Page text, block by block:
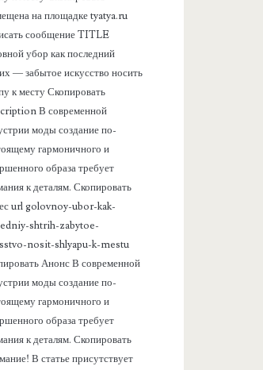
на площадке tyatya.ru
сообщение TITLE
убор как последний
— забытое искусство носить
к месту Скопировать
В современной
моды создание по-
гармоничного и
образа требует
к деталям. Скопировать
url golovnoy-ubor-kak-
shtrih-zabytoe-
nosit-shlyapu-k-mestu
Анонс В современной
моды создание по-
гармоничного и
образа требует
к деталям. Скопировать
В статье присутствует